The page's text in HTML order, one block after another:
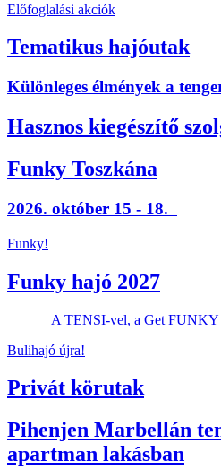
Előfoglalási akciók
Tematikus hajóutak
Különleges élmények a
Hasznos kiegészítő
Funky Toszkána
2026. október 15 - 18.
Funky!
Funky hajó 2027
A TENSI-vel, a Get FUNKY
Bulihajó újra!
Privát körutak
Pihenjen Marbellán
apartman lakásban